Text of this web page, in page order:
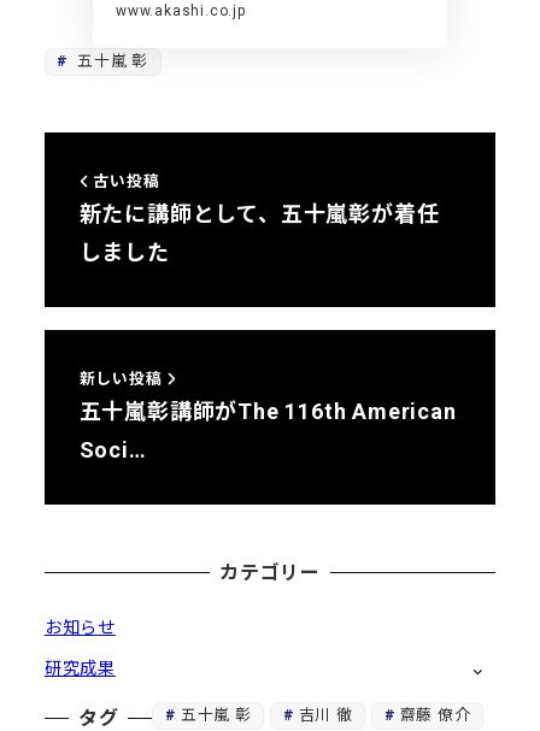
www.akashi.co.jp
五十嵐 彰
古い投稿
新たに講師として、五十嵐彰が着任
しました
新しい投稿
五十嵐彰講師がThe 116th American
Soci…
カテゴリー
お知らせ
研究成果
タグ 五十嵐 彰 吉川 徹 齋藤 僚介